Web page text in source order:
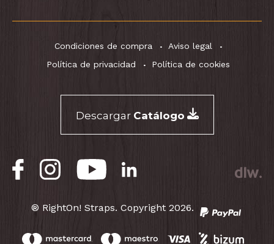
Condiciones de compra
Aviso legal
Política de privacidad
Política de cookies
Descargar Catálogo
® RightOn! Straps. Copyright 2026.